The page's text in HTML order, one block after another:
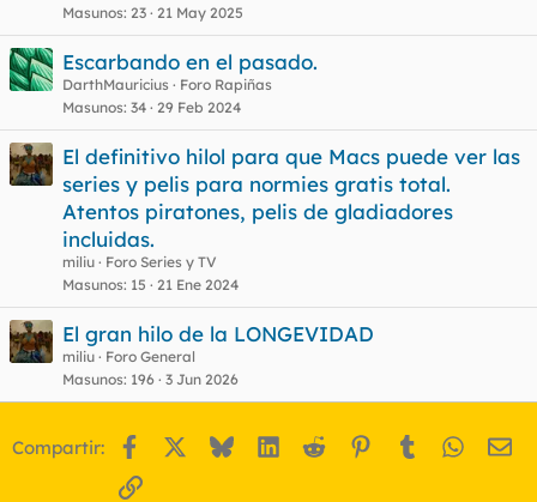
Masunos 23 21 May 2025
Escarbando en el pasado.
DarthMauricius
Foro Rapiñas
Masunos 34 29 Feb 2024
El definitivo hilol para que Macs puede ver las
series y pelis para normies gratis total.
Atentos piratones, pelis de gladiadores
incluidas.
miliu
Foro Series y TV
Masunos 15 21 Ene 2024
El gran hilo de la LONGEVIDAD
miliu
Foro General
Masunos 196 3 Jun 2026
Compartir: Facebook BlueskyLinkedIn
Reddit Pinterest
Tumblr
Enlace